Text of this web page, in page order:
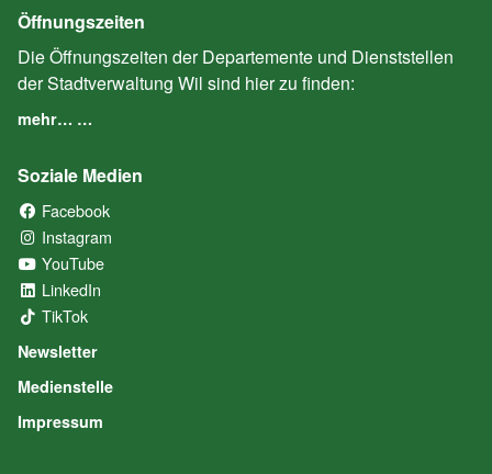
Öffnungszeiten
Die Öffnungszeiten der Departemente und Dienststellen
der Stadtverwaltung Wil sind hier zu finden:
mehr… …
Soziale Medien
Facebook
Instagram
YouTube
LinkedIn
TikTok
Newsletter
Medienstelle
Impressum